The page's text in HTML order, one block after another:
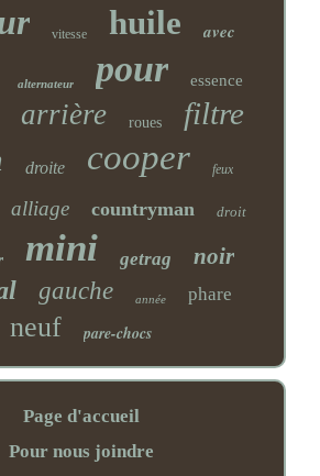
vitesse huile avec
alternateur pour essence
arrière roues filtre
droite cooper feux
alliage countryman droit
mini getrag noir
gauche année phare
neuf pare-chocs
Page d'accueil
Pour nous joindre